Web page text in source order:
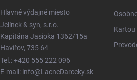
Hlavné výdajné miesto
Jelínek & syn, s.r.o.
Kapitána Jasioka 1362/15a
Havířov, 735 64
Tel.: +420 555 222 096
E-mail: info@LacneDarceky.sk
Kartou